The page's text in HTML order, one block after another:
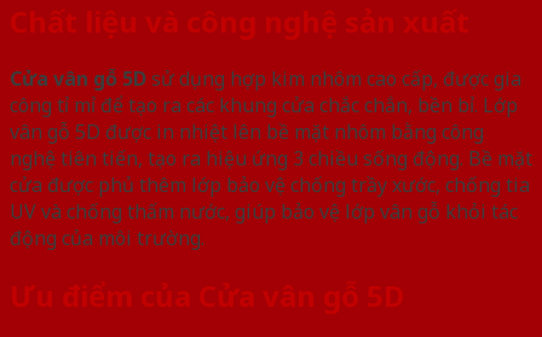
Chất liệu và công nghệ sản xuất
Cửa vân gỗ 5Dsử dụng hợp kim nhôm cao cấp, được gia
công tỉ mỉ để tạo ra các khung cửa chắc chắn, bền bỉ. Lớp
vân gỗ 5D được in nhiệt lên bề mặt nhôm bằng công
nghệ tiên tiến, tạo ra hiệu ứng 3 chiều sống động. Bề mặt
cửa được phủ thêm lớp bảo vệ chống trầy xước, chống tia
UV và chống thấm nước, giúp bảo vệ lớp vân gỗ khỏi tác
động của môi trường.
Ưu điểm của Cửa vân gỗ 5D